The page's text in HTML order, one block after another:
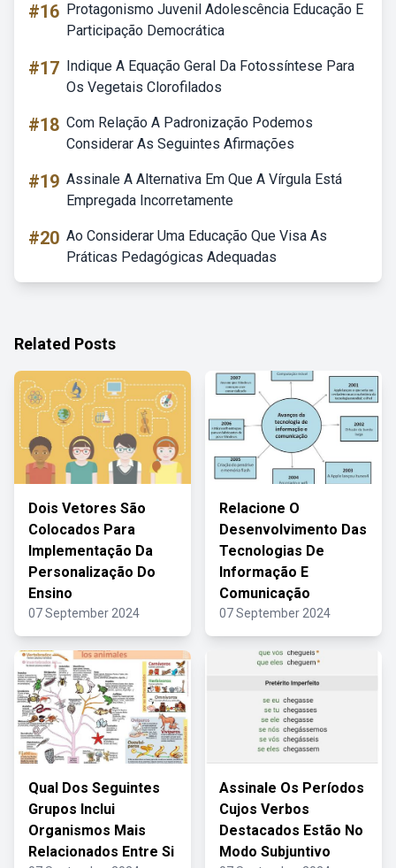
#16 Protagonismo Juvenil Adolescência Educação E
Participação Democrática
#17 Indique A Equação Geral Da Fotossíntese Para
Os Vegetais Clorofilados
#18 Com Relação A Padronização Podemos
Considerar As Seguintes Afirmações
#19 Assinale A Alternativa Em Que A Vírgula Está
Empregada Incorretamente
#20 Ao Considerar Uma Educação Que Visa As
Práticas Pedagógicas Adequadas
Related Posts
Dois Vetores São
Colocados Para
Implementação Da
Personalização Do
Ensino
07 September 2024
Relacione O
Desenvolvimento Das
Tecnologias De
Informação E
Comunicação
07 September 2024
Qual Dos Seguintes
Grupos Inclui
Organismos Mais
Relacionados Entre Si
Assinale Os Períodos
Cujos Verbos
Destacados Estão No
Modo Subjuntivo